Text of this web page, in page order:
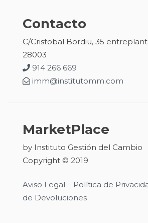
Contacto
C/Cristobal Bordiu, 35
28003
914 266 669
imm@institutomm.com
MarketPlace
by Instituto Gestión del Cambio
Copyright © 2019
Aviso Legal – Política de
de Devoluciones